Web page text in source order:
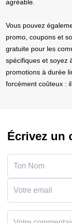
agréable.
Vous pouvez
promo, coupons et
gratuite pour les
spécifiques et soyez
promotions à durée
forcément coûteux :
Écrivez un